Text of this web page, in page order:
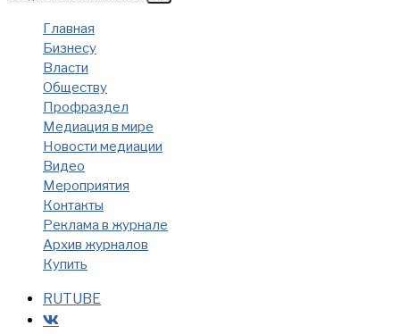
Главная
Бизнесу
Власти
Обществу
Профраздел
Медиация в мире
Новости медиации
Видео
Мероприятия
Контакты
Реклама в журнале
Архив журналов
Купить
RUTUBE